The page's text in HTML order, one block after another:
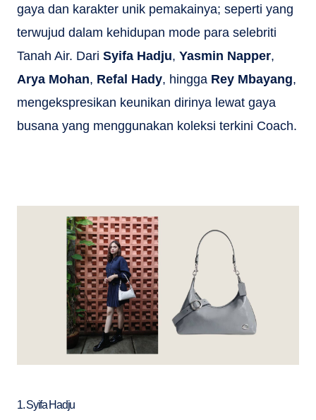
gaya dan karakter unik pemakainya; seperti yang
terwujud dalam kehidupan mode para selebriti
Tanah Air. Dari Syifa Hadju, Yasmin Napper,
Arya Mohan, Refal Hady, hingga Rey Mbayang,
mengekspresikan keunikan dirinya lewat gaya
busana yang menggunakan koleksi terkini Coach.
1. Syifa Hadju